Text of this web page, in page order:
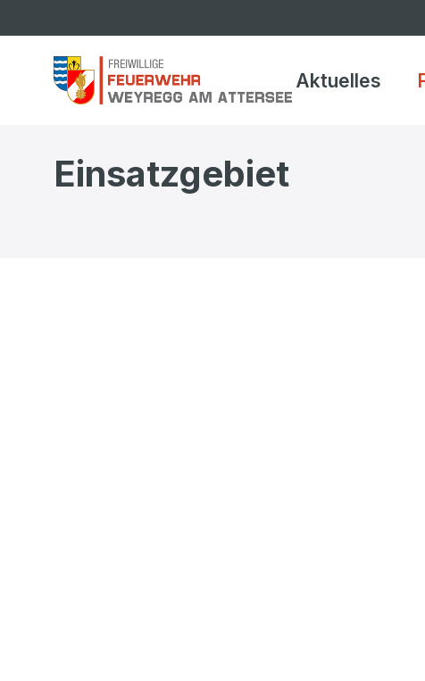
Aktuelles
Einsatzgebiet